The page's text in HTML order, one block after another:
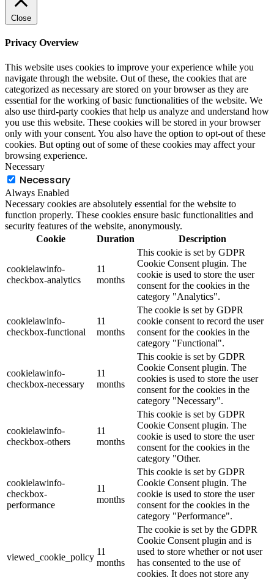
Close
Privacy Overview
This website uses cookies to improve your experience while you
navigate through the website. Out of these, the cookies that are
categorized as necessary are stored on your browser as they are
essential for the working of basic functionalities of the website. We
also use third-party cookies that help us analyze and understand how
you use this website. These cookies will be stored in your browser
only with your consent. You also have the option to opt-out of these
cookies. But opting out of some of these cookies may affect your
browsing experience.
Necessary
Necessary
Always Enabled
Necessary cookies are absolutely essential for the website to
function properly. These cookies ensure basic functionalities and
security features of the website, anonymously.
Cookie
Duration Description
cookielawinfo-
checkbox-analytics
11
months
This cookie is set by GDPR
Cookie Consent plugin. The
cookie is used to store the user
consent for the cookies in the
category "Analytics".
cookielawinfo-
checkbox-functional
11
months
The cookie is set by GDPR
cookie consent to record the user
consent for the cookies in the
category "Functional".
cookielawinfo-
checkbox-necessary
11
months
This cookie is set by GDPR
Cookie Consent plugin. The
cookies is used to store the user
consent for the cookies in the
category "Necessary".
cookielawinfo-
checkbox-others
11
months
This cookie is set by GDPR
Cookie Consent plugin. The
cookie is used to store the user
consent for the cookies in the
category "Other.
cookielawinfo-
checkbox-
performance
11
months
This cookie is set by GDPR
Cookie Consent plugin. The
cookie is used to store the user
consent for the cookies in the
category "Performance".
viewed_cookie_policy
11
months
The cookie is set by the GDPR
Cookie Consent plugin and is
used to store whether or not user
has consented to the use of
cookies. It does not store any